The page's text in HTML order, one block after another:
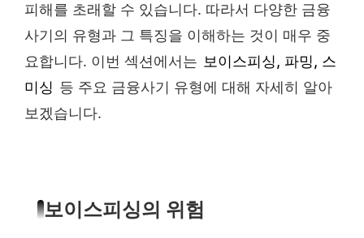
피해를 초래할 수 있습니다. 따라서 다양한 금융
사기의 유형과 그 특징을 이해하는 것이 매우 중
요합니다. 이번 섹션에서는 보이스피싱, 파밍, 스
미싱 등 주요 금융사기 유형에 대해 자세히 알아
보겠습니다.
보이스피싱의 위험